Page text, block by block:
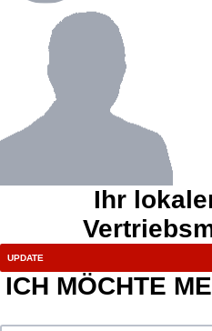
Ihr
ICH MÖCHTE